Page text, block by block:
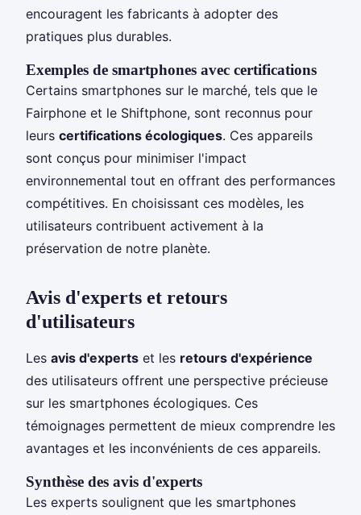
encouragent les fabricants à adopter des
pratiques plus durables.
Exemples de smartphones avec certifications
Certains smartphones sur le marché, tels que le
Fairphone et le Shiftphone, sont reconnus pour
leurs certifications écologiques. Ces appareils
sont conçus pour minimiser l'impact
environnemental tout en offrant des performances
compétitives. En choisissant ces modèles, les
utilisateurs contribuent activement à la
préservation de notre planète.
Avis d'experts et retours
d'utilisateurs
Les avis d'experts et les retours d'expérience
des utilisateurs offrent une perspective précieuse
sur les smartphones écologiques. Ces
témoignages permettent de mieux comprendre les
avantages et les inconvénients de ces appareils.
Synthèse des avis d'experts
Les experts soulignent que les smartphones